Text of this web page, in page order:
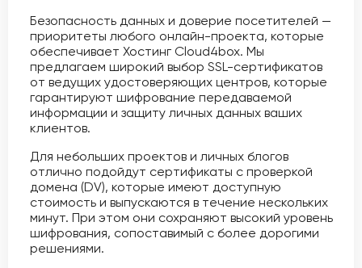
Безопасность данных и доверие посетителей —
приоритеты любого онлайн-проекта, которые
обеспечивает Хостинг Cloud4box. Мы
предлагаем широкий выбор SSL-сертификатов
от ведущих удостоверяющих центров, которые
гарантируют шифрование передаваемой
информации и защиту личных данных ваших
клиентов.
Для небольших проектов и личных блогов
отлично подойдут сертификаты с проверкой
домена (DV), которые имеют доступную
стоимость и выпускаются в течение нескольких
минут. При этом они сохраняют высокий уровень
шифрования, сопоставимый с более дорогими
решениями.